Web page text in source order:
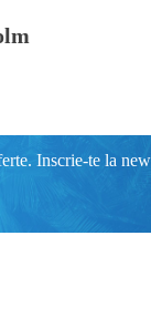
Inscrie-te la